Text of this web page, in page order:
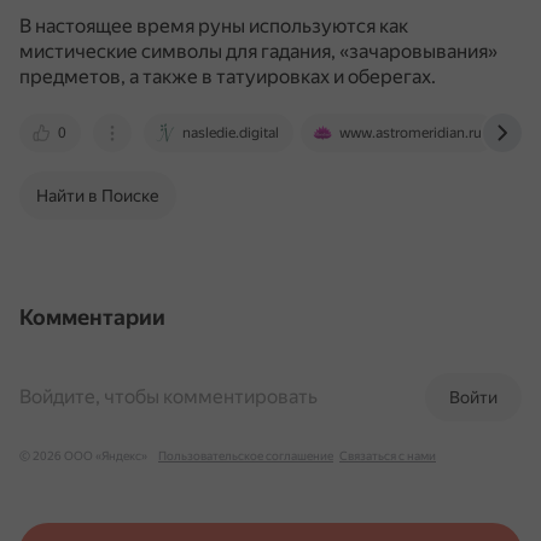
В настоящее время руны используются как
мистические символы для гадания, «зачаровывания»
предметов, а также в татуировках и оберегах.
0 nasledie.digital www.astromeridian.ru
Найти в Поиске
Комментарии
Войти
Войдите, чтобы комментировать
© 2026 ООО «Яндекс» Пользовательское соглашение Связаться с нами